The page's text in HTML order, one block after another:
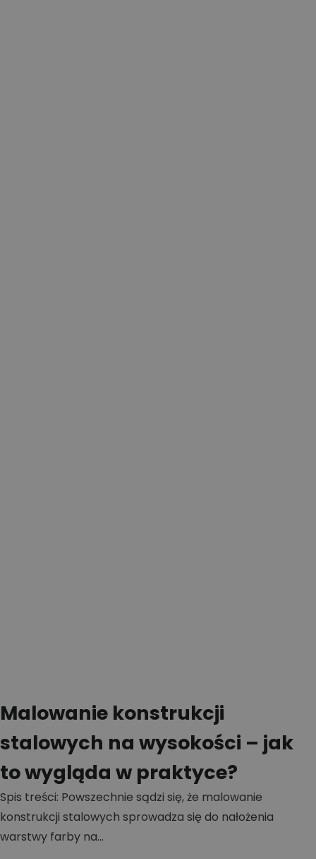
Malowanie konstrukcji
stalowych na wysokości – jak
to wygląda w praktyce?
Spis treści: Powszechnie sądzi się, że malowanie
konstrukcji stalowych sprowadza się do nałożenia
warstwy farby na...